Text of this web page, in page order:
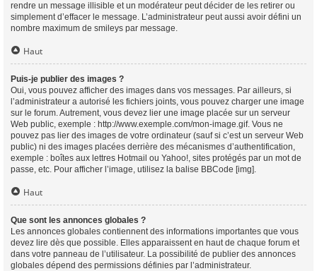
rendre un message illisible et un modérateur peut décider de les retirer ou
simplement d’effacer le message. L’administrateur peut aussi avoir défini un
nombre maximum de smileys par message.
Haut
Puis-je publier des images ?
Oui, vous pouvez afficher des images dans vos messages. Par ailleurs, si
l’administrateur a autorisé les fichiers joints, vous pouvez charger une image
sur le forum. Autrement, vous devez lier une image placée sur un serveur
Web public, exemple : http://www.exemple.com/mon-image.gif. Vous ne
pouvez pas lier des images de votre ordinateur (sauf si c’est un serveur Web
public) ni des images placées derrière des mécanismes d’authentification,
exemple : boîtes aux lettres Hotmail ou Yahoo!, sites protégés par un mot de
passe, etc. Pour afficher l’image, utilisez la balise BBCode [img].
Haut
Que sont les annonces globales ?
Les annonces globales contiennent des informations importantes que vous
devez lire dès que possible. Elles apparaissent en haut de chaque forum et
dans votre panneau de l’utilisateur. La possibilité de publier des annonces
globales dépend des permissions définies par l’administrateur.